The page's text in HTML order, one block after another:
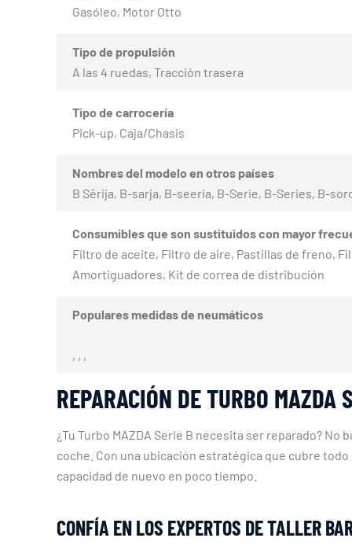
Gasóleo, Motor Otto
Tipo de propulsión
A las 4 ruedas, Tracción trasera
Tipo de carrocería
Pick-up, Caja/Chasis
Nombres del modelo en otros países
B Sērija, B-sarja, B-seeria, B-Serie, B-Series, B-
Consumibles que son sustituidos con mayor
Filtro de aceite, Filtro de aire, Pastillas de freno,
Amortiguadores, Kit de correa de distribución
Populares medidas de neumáticos
, , ,
REPARACIÓN DE TURBO MAZDA
¿Tu Turbo MAZDA Serie B necesita ser reparado?
coche. Con una ubicación estratégica que cubre
capacidad de nuevo en poco tiempo.
CONFÍA EN LOS EXPERTOS DE TALLER